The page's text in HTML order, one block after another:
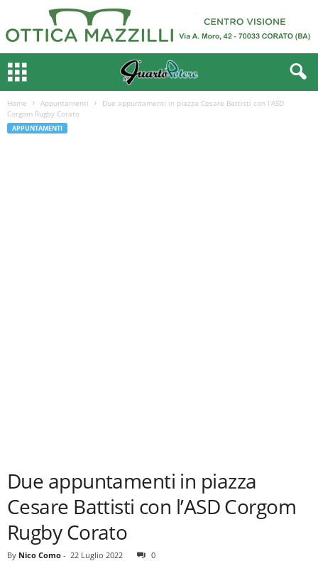
Home Appuntamenti
Due appuntamenti in piazza Cesare Battisti con l’ASD
Corgom Rugby Corato
APPUNTAMENTI
Due appuntamenti in piazza
Cesare Battisti con l’ASD Corgom
Rugby Corato
By Nico Como - 22 Luglio 2022 0